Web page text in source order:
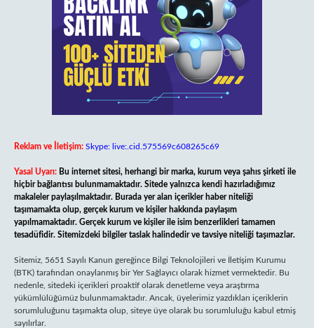
Reklam ve İletişim: Skype: live:.cid.575569c608265c69
Yasal Uyarı: Bu internet sitesi, herhangi bir marka, kurum veya şahıs şirketi ile
hiçbir bağlantısı bulunmamaktadır. Sitede yalnızca kendi hazırladığımız
makaleler paylaşılmaktadır. Burada yer alan içerikler haber niteliği
taşımamakta olup, gerçek kurum ve kişiler hakkında paylaşım
yapılmamaktadır. Gerçek kurum ve kişiler ile isim benzerlikleri tamamen
tesadüfidir. Sitemizdeki bilgiler taslak halindedir ve tavsiye niteliği taşımazlar.
Sitemiz, 5651 Sayılı Kanun gereğince Bilgi Teknolojileri ve İletişim Kurumu
(BTK) tarafından onaylanmış bir Yer Sağlayıcı olarak hizmet vermektedir. Bu
nedenle, sitedeki içerikleri proaktif olarak denetleme veya araştırma
yükümlülüğümüz bulunmamaktadır. Ancak, üyelerimiz yazdıkları içeriklerin
sorumluluğunu taşımakta olup, siteye üye olarak bu sorumluluğu kabul etmiş
sayılırlar.